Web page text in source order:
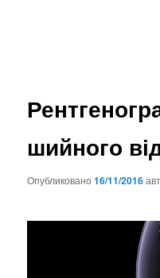
шийного
Опубликовано16/11/2016